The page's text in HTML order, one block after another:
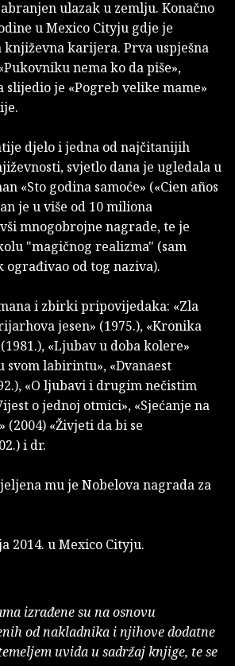
ulazak u zemlju. Konačno
u Mexico Cityju gdje je
književna karijera. Prva uspješna
nema ko da piše»,
slijedio je «Pogreb velike mame»
djelo i jedna od najčitanijih
svjetlo dana je ugledala u
«Sto godina samoće» («Cien años
je u više od 10 miliona
mnogobrojne nagrade, te je
"magičnog realizma" (sam
ograđivao od tog naziva).
i zbirki pripovijedaka: «Zla
jesen» (1975.), «Kronika
«Ljubav u doba kolere»
svom labirintu», «Dvanaest
«O ljubavi i drugim nečistim
o jednoj otmici», «Sjećanje na
(2004) «Živjeti da bi se
i dr.
mu je Nobelova nagrada za
2014. u Mexico Cityju.
izrađene su na osnovu
od nakladnika i njihove dodatne
uvida u sadržaj knjige, te se